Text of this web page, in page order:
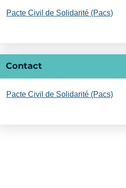
Pacte Civil de Solidarité (Pacs)
Contact
Pacte Civil de Solidarité (Pacs)